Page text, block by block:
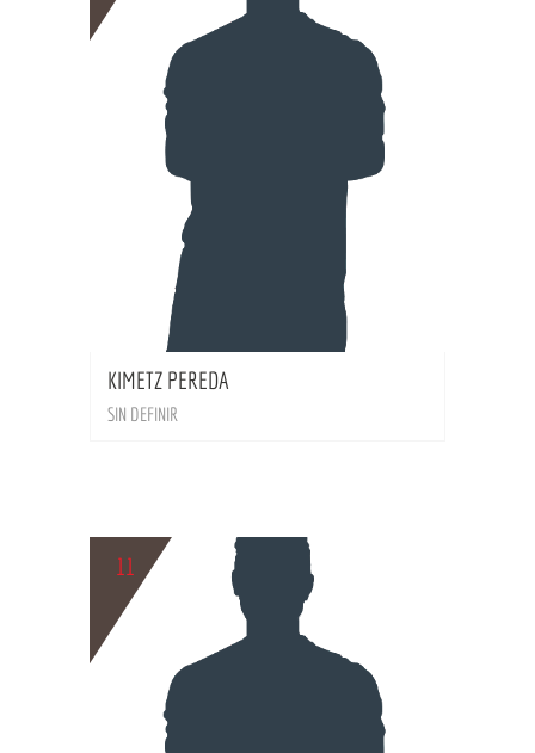
KIMETZ PEREDA
SIN DEFINIR
11